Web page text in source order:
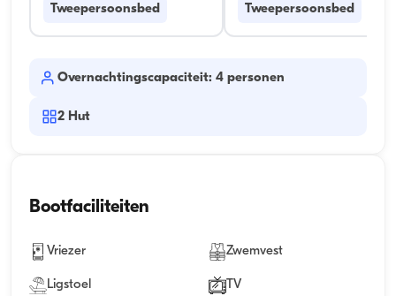
Tweepersoonsbed Tweepersoonsbed
Overnachtingscapaciteit: 4 personen
2 Hut
Bootfaciliteiten
Vriezer Zwemvest
Ligstoel TV